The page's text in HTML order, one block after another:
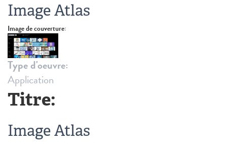
Image Atlas
Image de couverture:
Type d'oeuvre:
Application
Titre:
Image Atlas